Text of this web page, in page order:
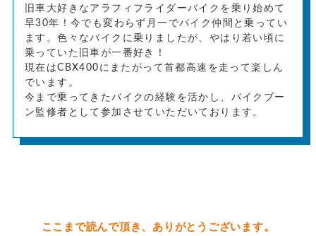
旧車大好きなアラフィフライダーバイクを乗り始めて
早30年！今でも変わらず月一でバイク仲間と乗ってい
ます。色々なバイクに乗りましたが、やはり若い頃に
乗っていた旧車が一番好き！
現在はCBX400にまたがって首都高速を走って楽しん
でいます。
今まで乗ってきたバイクの経験を活かし、バイクブー
ン監修者として参加させていただいております。
ここまで読んで頂き、ありがとうございます。